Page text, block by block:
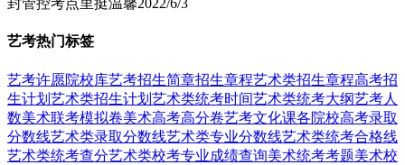
封管控考点里挺温馨2022/6/3
艺考热门标签
艺考许愿院校库艺考招生简章招生章程艺术类招生章程高考招
生计划 艺术类招生计划 艺术类统考时间艺术类统考大纲艺考人
数美术联考模拟卷美术高考高分卷艺考文化课各院校高考录取
分数线艺术类录取分数线艺术类专业分数线艺术类统考合格线
艺术类统考查分艺术类校考专业成绩查询美术统考考题美术校